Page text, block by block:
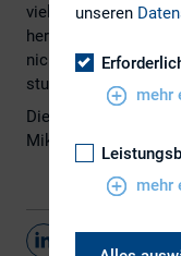
vielen
hervorrufen. Wirklich
nicht an. Und
stumpfes Schwert?
Die Antwort finden Sie
Mikosch auf
unseren
mehr
mehr